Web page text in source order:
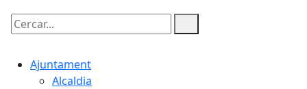
Cercar:
Ajuntament
Alcaldia